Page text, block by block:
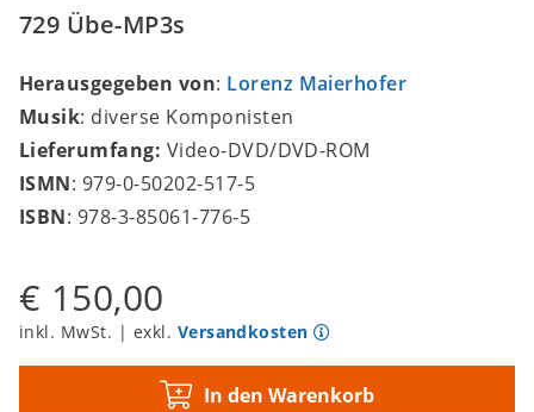
729 Übe-MP3s
Herausgegeben von: Lorenz Maierhofer
Musik: diverse Komponisten
Lieferumfang: Video-DVD/DVD-ROM
ISMN: 979-0-50202-517-5
ISBN: 978-3-85061-776-5
€ 150,00
inkl. MwSt. | exkl. Versandkosten
In den Warenkorb